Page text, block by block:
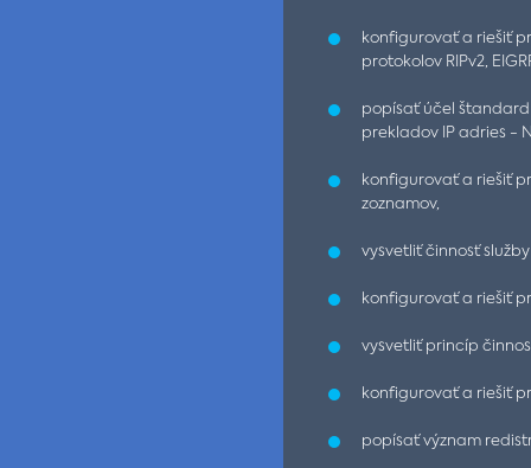
konfigurovať a riešiť
protokolov RIPv2,
popísať účel
prekladov IP adries -
konfigurovať a riešiť
zoznamov,
vysvetliť činnosť služby
konfigurovať a riešiť
vysvetliť princíp
konfigurovať a riešiť
popísať význam